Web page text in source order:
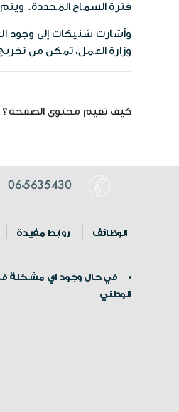
فترة السماح المحددة. ويتم
وأشارت شنيكات إلى وجود
وزارة العمل، تمكن من تخريج 644 أسرة نجحت في تحسين مستواها المعيشي وسد فجوة فقرها، بفضل التحاق أحد أفرادها بسوق
كيف تقيم محتوى الصفحة؟
06-5635430
الوظائف روابط مفيدة
في حال وجود اي مشكلة في
الوطني